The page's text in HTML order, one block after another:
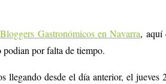
Gastronómicos en Navarra, aquí
por falta de tiempo.
desde el día anterior, el